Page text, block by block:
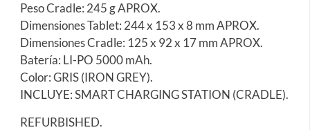
Peso Cradle: 245 g APROX.
Dimensiones Tablet: 244 x 153 x 8 mm APROX.
Dimensiones Cradle: 125 x 92 x 17 mm APROX.
Batería: LI-PO 5000 mAh.
Color: GRIS (IRON GREY).
INCLUYE: SMART CHARGING STATION (CRADLE).
REFURBISHED.